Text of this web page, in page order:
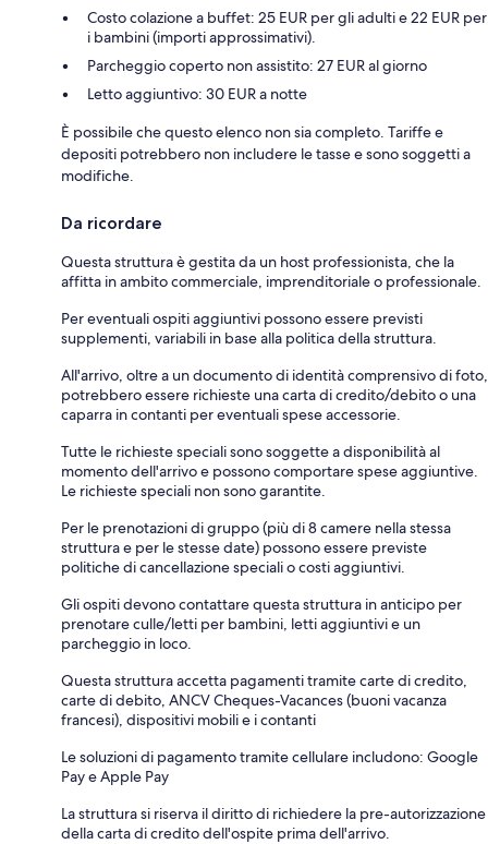
Costo colazione a buffet: 25 EUR per gli adulti e 22 EUR per
i bambini (importi approssimativi).
Parcheggio coperto non assistito: 27 EUR al giorno
Letto aggiuntivo: 30 EUR a notte
È possibile che questo elenco non sia completo. Tariffe e
depositi potrebbero non includere le tasse e sono soggetti a
modifiche.
Da ricordare
Questa struttura è gestita da un host professionista, che la
affitta in ambito commerciale, imprenditoriale o professionale.
Per eventuali ospiti aggiuntivi possono essere previsti
supplementi, variabili in base alla politica della struttura.
All'arrivo, oltre a un documento di identità comprensivo di foto,
potrebbero essere richieste una carta di credito/debito o una
caparra in contanti per eventuali spese accessorie.
Tutte le richieste speciali sono soggette a disponibilità al
momento dell'arrivo e possono comportare spese aggiuntive.
Le richieste speciali non sono garantite.
Per le prenotazioni di gruppo (più di 8 camere nella stessa
struttura e per le stesse date) possono essere previste
politiche di cancellazione speciali o costi aggiuntivi.
Gli ospiti devono contattare questa struttura in anticipo per
prenotare culle/letti per bambini, letti aggiuntivi e un
parcheggio in loco.
Questa struttura accetta pagamenti tramite carte di credito,
carte di debito, ANCV Cheques-Vacances (buoni vacanza
francesi), dispositivi mobili e i contanti
Le soluzioni di pagamento tramite cellulare includono: Google
Pay e Apple Pay
La struttura si riserva il diritto di richiedere la pre-autorizzazione
della carta di credito dell'ospite prima dell'arrivo.